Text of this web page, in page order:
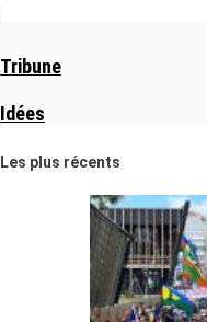
Tribune
Idées
Les plus récents